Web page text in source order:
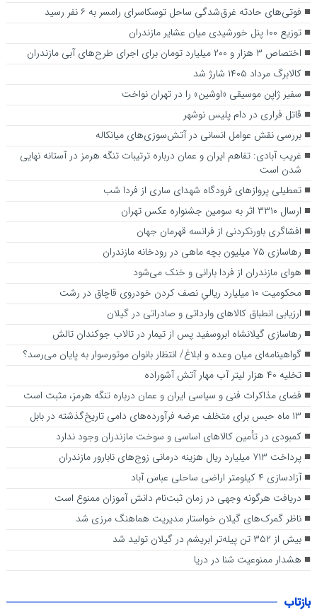
فوتی‌های حادثه غرق‌شدگی ساحل توسکاسرای رامسر به ۶ نفر رسید
توزیع ۱۰۰ پنل خورشیدی میان عشایر مازندران
اختصاص ۳ هزار و ۲۰۰ میلیارد تومان برای اجرای طرح‌های آبی مازندران
کالابرگ مرداد ۱۴۰۵ شارژ شد
سفیر ژاپن موسیقی «اوشین» را در تهران نواخت
قاتل فراری در دام پلیس نوشهر
بررسی نقش عوامل انسانی در آتش‌سوزی‌های میانکاله
غریب آبادی: تفاهم ایران و عمان درباره ترتیبات تنگه هرمز در آستانه نهایی
شدن است
تعطیلی پرواز‌های فرودگاه شهدای ساری از فردا شب
ارسال ۳۳۱۰ اثر به سومین جشنواره عکس تهران
افشاگری باورنکردنی از فرانسه قهرمان جهان
رهاسازی ۷۵ میلیون بچه ماهی در رودخانه مازندران
هوای مازندران از فردا بارانی و خنک می‌شود
محکومیت ۱۰ میلیارد ریالیِ نصف کردن خودروی قاچاق در رشت
ارزیابی انطباق کالا‌های وارداتی و صادراتی در گیلان
رهاسازی گیلانشاه ابروسفید پس از تیمار در تالاب جوکندان تالش
گواهینامه‌ای میان وعده و ابلاغ/ انتظار بانوان موتورسوار به پایان می‌رسد؟
تخلیه ۴۰ هزار لیتر آب مهار آتش آشوراده
فضای مذاکرات فنی و سیاسی ایران و عمان درباره تنگه هرمز، مثبت است
۱۳ ماه حبس برای متخلف عرضه فرآورده‌های دامی تاریخ‌گذشته در بابل
کمبودی در تأمین کالاهای اساسی و سوخت مازندران وجود ندارد
پرداخت ۷۱۳ میلیارد ریال هزینه درمانی زوج‌های نابارور مازندران
آزادسازی ۴ کیلومتر اراضی ساحلی عباس آباد
دریافت هرگونه وجهی در زمان ثبت‌نام دانش آموزان ممنوع است
ناظر گمرک‌های گیلان خواستار مدیریت هماهنگ مرزی شد
بیش از ۳۵۲ تن پیله‌تر ابریشم در گیلان تولید شد
هشدار ممنوعیت شنا در دریا
بازتاب